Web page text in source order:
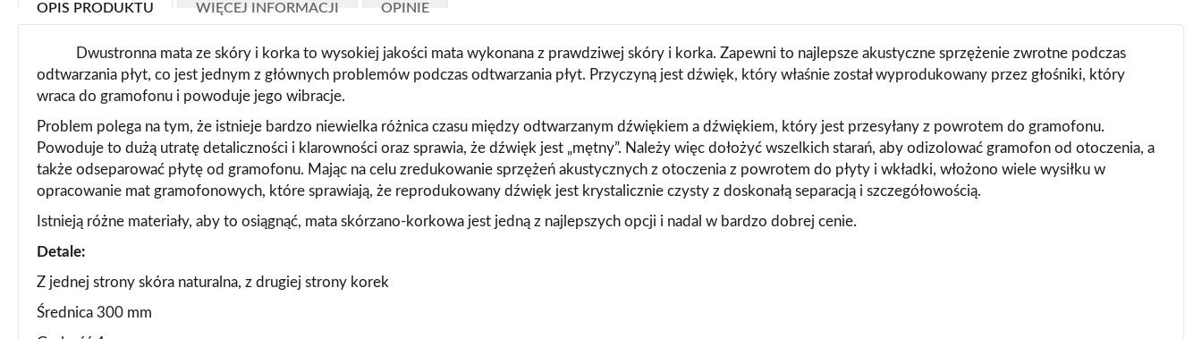
początek
OPIS PRODUKTU
Dwustronna mata ze skóry i korka to wysokiej jakości mata wykonana z prawdziwej skóry i korka. Zapewni to najlepsze akustyczne sprzężenie zwrotne podczas
odtwarzania płyt, co jest jednym z głównych problemów podczas odtwarzania płyt. Przyczyną jest dźwięk, który właśnie został wyprodukowany przez głośniki, który
wraca do gramofonu i powoduje jego wibracje.
Problem polega na tym, że istnieje bardzo niewielka różnica czasu między odtwarzanym dźwiękiem a dźwiękiem, który jest przesyłany z powrotem do gramofonu.
Powoduje to dużą utratę detaliczności i klarowności oraz sprawia, że ​​dźwięk jest „mętny”. Należy więc dołożyć wszelkich starań, aby odizolować gramofon od otoczenia, a
także odseparować płytę od gramofonu. Mając na celu zredukowanie sprzężeń akustycznych z otoczenia z powrotem do płyty i wkładki, włożono wiele wysiłku w
opracowanie mat gramofonowych, które sprawiają, że reprodukowany dźwięk jest krystalicznie czysty z doskonałą separacją i szczegółowością.
Istnieją różne materiały, aby to osiągnąć, mata skórzano-korkowa jest jedną z najlepszych opcji i nadal w bardzo dobrej cenie.
Detale:
Z jednej strony skóra naturalna, z drugiej strony korek
Średnica 300 mm
WIĘCEJ INFORMACJI OPINIE